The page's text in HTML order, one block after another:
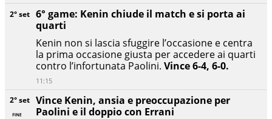
2° set Vince Kenin, ansia e preoccupazione per
Paolini e il doppio con Errani
2° set 6° game: Kenin chiude il match e si porta ai
quarti
Kenin non si lascia sfuggire l’occasione e centra
la prima occasione giusta per accedere ai quarti
contro l’infortunata Paolini. Vince 6-4, 6-0.
11:15